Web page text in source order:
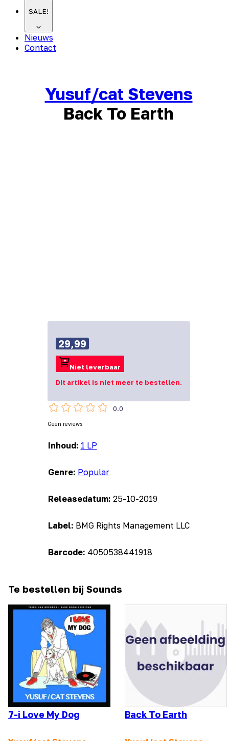
SALE!
Nieuws
Contact
Yusuf/cat Stevens
Back To Earth
Inhoud: 1 LP
Genre: Popular
Releasedatum: 25-10-2019
Label: BMG Rights Management LLC
Barcode: 4050538441918
29,99
Niet leverbaar
Dit artikel is niet meer te bestellen.
0.0
Geen reviews
Te bestellen bij Sounds
7-i Love My Dog Back To Earth